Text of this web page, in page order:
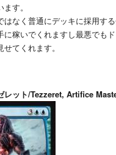
す。
はなく普通にデッキに採用す
に稼いでくれますし最悪でも
てくれます。
レット/Tezzeret, Artifice